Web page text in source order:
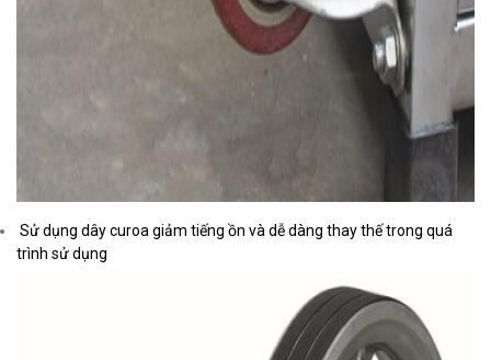
Sử dụng dây curoa giảm tiếng ồn và dễ dàng thay thế trong quá
trình sử dụng